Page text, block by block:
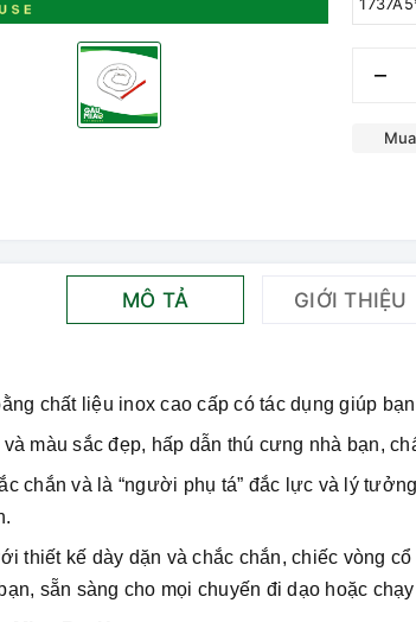
–
MÔ TẢ GIỚI THIỆU
chất liệu inox cao cấp có tác dụng giúp
và màu sắc đẹp, hấp dẫn thú cưng nhà bạn,
chắn và là “người phụ tá” đắc lực và lý
thiết kế dày dặn và chắc chắn, chiếc vòng
sẵn sàng cho mọi chuyến đi dạo hoặc